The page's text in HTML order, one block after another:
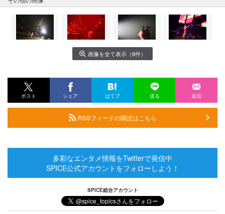
画像を全て表示（8件）
ポスト シェア はてブ 送る 送信
RSSフィードの購読はこちら
多彩なエンタメ情報をTwitterで発信中
SPICE公式アカウントをフォローしよう！
SPICE総合アカウント